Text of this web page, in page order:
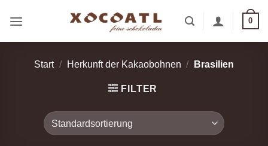
Inhalt
0
Start / Herkunft der Kakaobohnen / Brasilien
FILTER